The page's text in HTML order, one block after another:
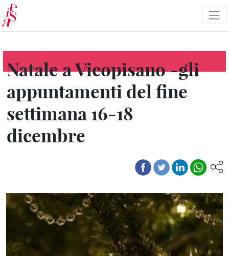
Pasar
al
contenido
principal
Natale a Vicopisano -gli
appuntamenti del fine
settimana 16-18
dicembre